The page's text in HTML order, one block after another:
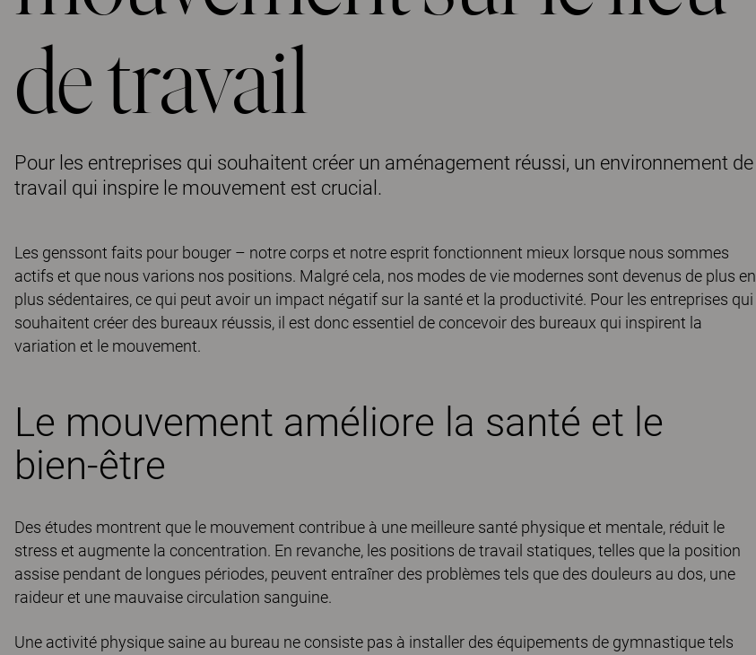
de travail
Pour les entreprises qui souhaitent créer un aménagement réussi, un environnement de
travail qui inspire le mouvement est crucial.
Les genssont faits pour bouger – notre corps et notre esprit fonctionnent mieux lorsque nous sommes
actifs et que nous varions nos positions. Malgré cela, nos modes de vie modernes sont devenus de plus en
plus sédentaires, ce qui peut avoir un impact négatif sur la santé et la productivité. Pour les entreprises qui
souhaitent créer des bureaux réussis, il est donc essentiel de concevoir des bureaux qui inspirent la
variation et le mouvement.
Le mouvement améliore la santé et le
bien-être
Des études montrent que le mouvement contribue à une meilleure santé physique et mentale, réduit le
stress et augmente la concentration. En revanche, les positions de travail statiques, telles que la position
assise pendant de longues périodes, peuvent entraîner des problèmes tels que des douleurs au dos, une
raideur et une mauvaise circulation sanguine.
Une activité physique saine au bureau ne consiste pas à installer des équipements de gymnastique tels